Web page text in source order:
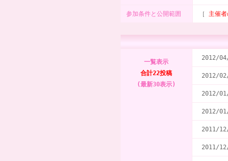
参加条件と公開範囲 ［ 主催
一覧表示
合計22投稿
(最新30表示)
2012/
2012/
2012/
2012/
2011/
2011/